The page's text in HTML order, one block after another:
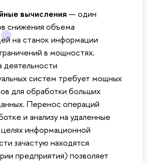
вычисления — один
снижения объема
на станок информации
в мощностях.
систем требует мощных
для обработки больших
Перенос операций
и анализу на удаленные
информационной
зачастую находятся
предприятия) позволяет